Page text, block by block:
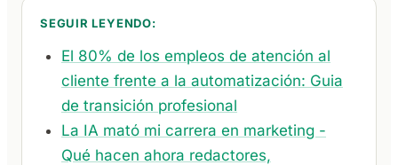
SEGUIR LEYENDO:
El 80% de los empleos de atención al
cliente frente a la automatización: Guia
de transición profesional
La IA mató mi carrera en marketing -
Qué hacen ahora redactores,